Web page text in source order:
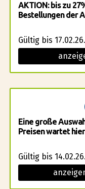
AKTION: bis zu
Bestellungen der
Gültig bis 17.02.26.
Eine große
Preisen wartet
Gültig bis 14.02.26.